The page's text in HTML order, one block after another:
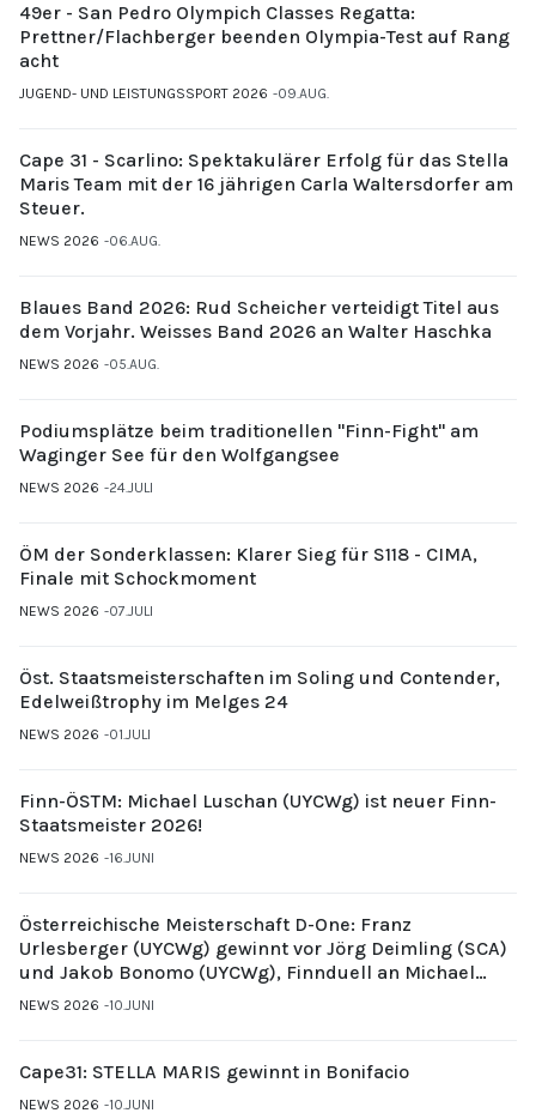
49er - San Pedro Olympich Classes Regatta:
Prettner/Flachberger beenden Olympia-Test auf Rang
acht
JUGEND- UND LEISTUNGSSPORT 2026 09.AUG.
Cape 31 - Scarlino: Spektakulärer Erfolg für das Stella
Maris Team mit der 16 jährigen Carla Waltersdorfer am
Steuer.
NEWS 2026 06.AUG.
Blaues Band 2026: Rud Scheicher verteidigt Titel aus
dem Vorjahr. Weisses Band 2026 an Walter Haschka
NEWS 2026 05.AUG.
Podiumsplätze beim traditionellen "Finn-Fight" am
Waginger See für den Wolfgangsee
NEWS 2026 24.JULI
ÖM der Sonderklassen: Klarer Sieg für S118 - CIMA,
Finale mit Schockmoment
NEWS 2026 07.JULI
Öst. Staatsmeisterschaften im Soling und Contender,
Edelweißtrophy im Melges 24
NEWS 2026 01.JULI
Finn-ÖSTM: Michael Luschan (UYCWg) ist neuer Finn-
Staatsmeister 2026!
NEWS 2026 16.JUNI
Österreichische Meisterschaft D-One: Franz
Urlesberger (UYCWg) gewinnt vor Jörg Deimling (SCA)
und Jakob Bonomo (UYCWg), Finnduell an Michael
Gubi (UYCMo)
NEWS 2026 10.JUNI
Cape31: STELLA MARIS gewinnt in Bonifacio
NEWS 2026 10.JUNI